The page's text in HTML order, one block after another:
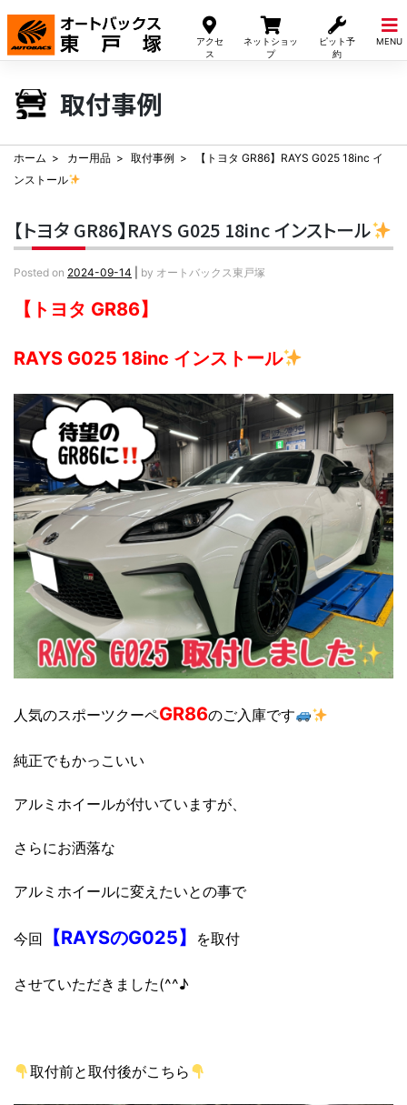
アクセ
ス
ネットショッ
プ
ピット予
約
MENU
Skip
content
取付事例
ホーム カー用品 取付事例
【トヨタ GR86】RAYS G025 18inc イ
ンストール
【トヨタ GR86】RAYS G025 18inc インストール
Posted on 2024-09-14 by オートバックス東戸塚
【トヨタ GR86】
RAYS G025 18inc インストール
人気のスポーツクーペGR86のご入庫です
純正でもかっこいい
アルミホイールが付いていますが、
さらにお洒落な
アルミホイールに変えたいとの事で
今回 【RAYSのG025】 を取付
させていただきました(^^♪
取付前と取付後がこちら